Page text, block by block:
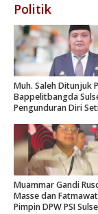
Politik
Muh. Saleh Ditunjuk
Bappelitbangda
Pengunduran Diri
Muammar Gandi
Masse dan
Pimpin DPW PSI